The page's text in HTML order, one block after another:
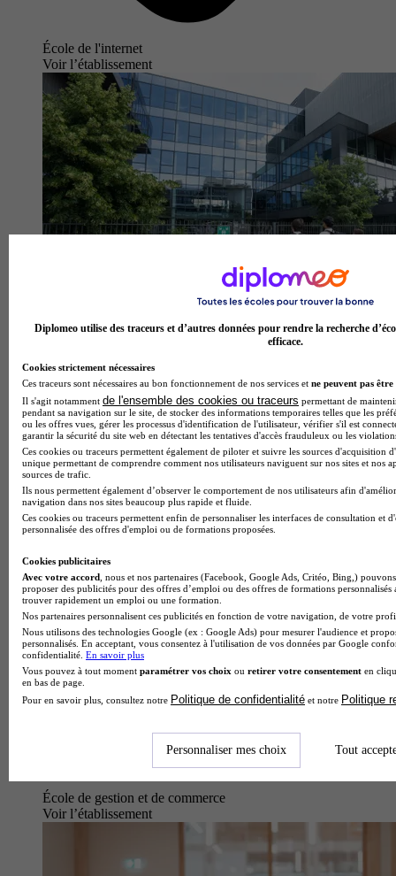
École de l'internet
Voir l’établissement
Rocket School - Lyon
Aucun avis
Villeurbanne
École de gestion et de commerce
Voir l’établissement
Diplomeo utilise des traceurs et d’autres données pour rendre la recherche
efficace.
Cookies strictement nécessaires
Ces traceurs sont nécessaires au bon fonctionnement de nos services et ne peuvent pas être
Il s'agit notamment de l'ensemble des cookies ou traceurs permettant de
pendant sa navigation sur le site, de stocker des informations temporaires telles que les
ou les offres vues, gérer les processus d'identification de l'utilisateur, vérifier s'il est
garantir la sécurité du site web en détectant les tentatives d'accès frauduleux ou les
Ces cookies ou traceurs permettent également de piloter et suivre les sources d'acquisition
unique permettant de comprendre comment nos utilisateurs naviguent sur nos sites et nos
sources de trafic.
Ils nous permettent également d’observer le comportement de nos utilisateurs afin
navigation dans nos sites beaucoup plus rapide et fluide.
Ces cookies ou traceurs permettent enfin de personnaliser les interfaces de consultation et
personnalisée des offres d'emploi ou de formations proposées.
Cookies publicitaires
Avec votre accord , nous et nos partenaires (Facebook, Google Ads, Critéo, Bing,)
proposer des publicités pour des offres d’emploi ou des offres de formations
trouver rapidement un emploi ou une formation.
Nos partenaires personnalisent ces publicités en fonction de votre navigation, de votre
Nous utilisons des technologies Google (ex : Google Ads) pour mesurer l'audience et
personnalisés. En acceptant, vous consentez à l'utilisation de vos données par Google
confidentialité. En savoir plus
Vous pouvez à tout moment paramétrer vos choix ou retirer votre consentement en
en bas de page.
Pour en savoir plus, consultez notre Politique de confidentialité et notre Politique
Personnaliser mes choix Tout